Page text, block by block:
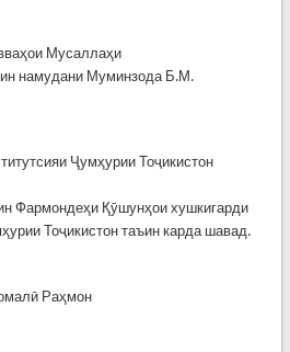
Мусаллаҳи
намудани Муминзода Б.М.
Ҷумҳурии Тоҷикистон
Фармондеҳи Қӯшунҳои хушкигарди
Тоҷикистон таъин карда шавад.
Раҳмон